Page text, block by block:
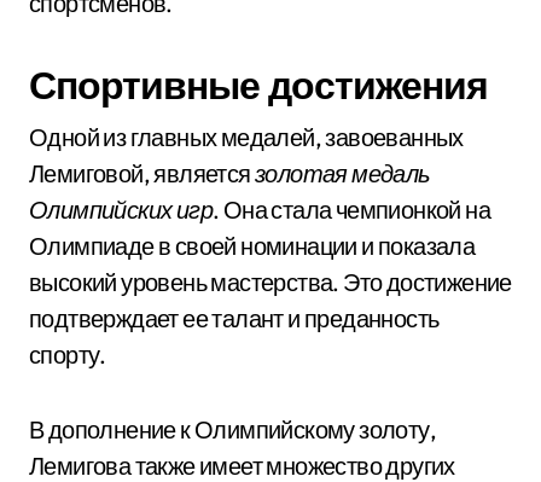
Спортивные достижения
Одной из главных медалей, завоеванных
Лемиговой, являетсязолотая медаль
Олимпийских игр. Она стала чемпионкой на
Олимпиаде в своей номинации и показала
высокий уровень мастерства. Это достижение
подтверждает ее талант и преданность
спорту.
В дополнение к Олимпийскому золоту,
Лемигова также имеет множество других